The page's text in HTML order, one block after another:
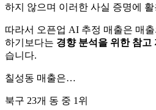
하지 않으며 이러한 사실 증명에
따라서 오픈업 AI 추정 매출은 매
하기보다는 경향 분석을 위한 참고
습니다.
칠성동 매출은…
북구 23개 동 중 1위